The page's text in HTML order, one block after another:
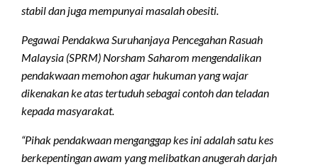
stabil dan juga mempunyai masalah obesiti.
Pegawai Pendakwa Suruhanjaya Pencegahan Rasuah
Malaysia (SPRM) Norsham Saharom mengendalikan
pendakwaan memohon agar hukuman yang wajar
dikenakan ke atas tertuduh sebagai contoh dan teladan
kepada masyarakat.
“Pihak pendakwaan menganggap kes ini adalah satu kes
berkepentingan awam yang melibatkan anugerah darjah